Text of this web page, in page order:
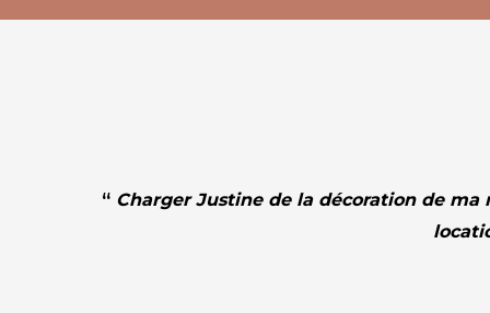
“Charger Justine de la décoration de ma